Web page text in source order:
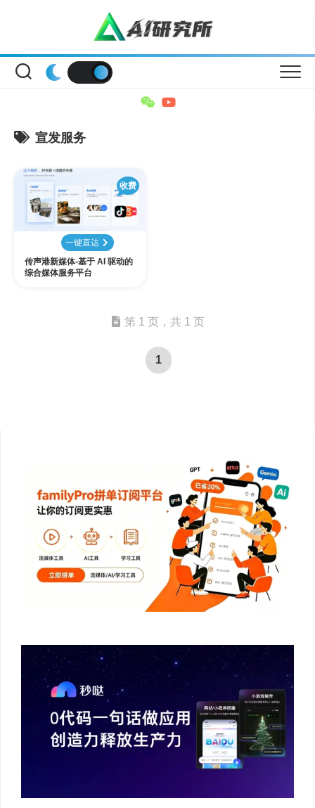
宣发服务
收费
一键直达
传声港新媒体-基于 AI 驱动的
综合媒体服务平台
第 1 页，共 1 页
1